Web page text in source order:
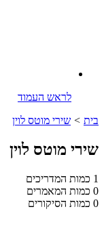
לראש העמוד
בית > שירי מוטס לוין
שירי מוטס לוין
1 כמות המדריכים
0 כמות המאמרים
0 כמות הסיקורים